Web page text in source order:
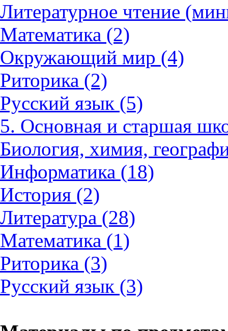
Литературное чтение
Математика (2)
Окружающий мир (4)
Риторика (2)
Русский язык (5)
5. Основная и старшая
Биология, химия,
Информатика (18)
История (2)
Литература (28)
Математика (1)
Риторика (3)
Русский язык (3)